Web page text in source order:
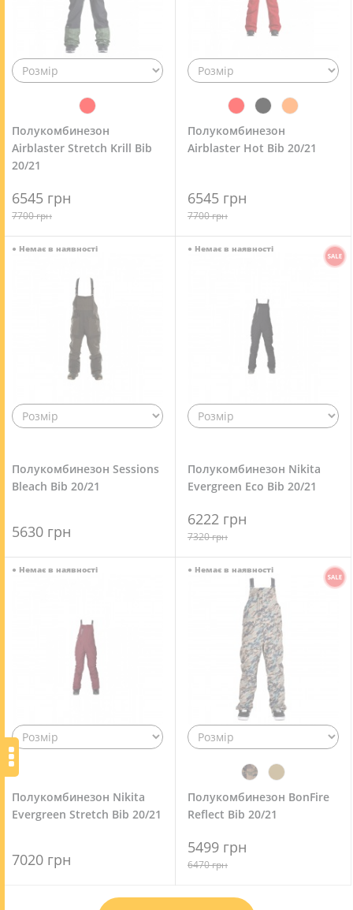
Полукомбинезон
Airblaster Stretch Krill Bib
20/21
6545 грн
7700 грн
Полукомбинезон
Airblaster Hot Bib 20/21
6545 грн
7700 грн
● Немає в наявності
Полукомбинезон Sessions
Bleach Bib 20/21
5630 грн
● Немає в наявності
Полукомбинезон Nikita
Evergreen Eco Bib 20/21
6222 грн
7320 грн
● Немає в наявності
Полукомбинезон Nikita
Evergreen Stretch Bib 20/21
7020 грн
● Немає в наявності
Полукомбинезон BonFire
Reflect Bib 20/21
5499 грн
6470 грн